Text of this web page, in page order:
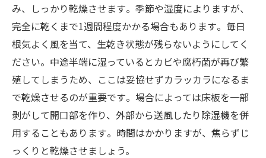
み、しっかり乾燥させます​。季節や湿度によりますが、
完全に乾くまで1週間程度かかる場合もあります​。毎日
根気よく風を当て、生乾き状態が残らないようにしてく
ださい。中途半端に湿っているとカビや腐朽菌が再び繁
殖してしまうため、ここは妥協せずカラッカラになるま
で乾燥させるのが重要です​。場合によっては床板を一部
剥がして開口部を作り、外部から送風したり除湿機を併
用することもあります​。時間はかかりますが、焦らずじ
っくりと乾燥させましょう。